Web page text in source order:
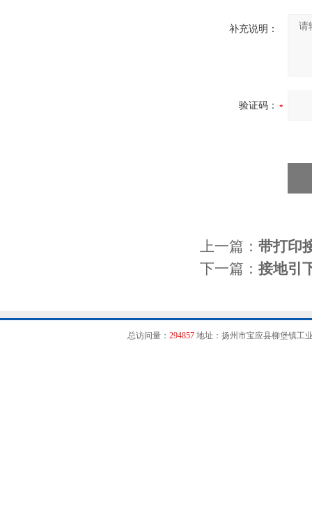
补充说明：
验证码：
上一篇： 带打印
下一篇： 接地引
总访问量： 294857地址：扬州市宝应县柳堡镇工